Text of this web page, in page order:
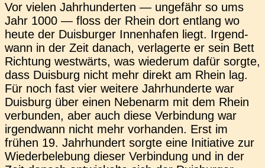
Vor vielen Jahr­hun­der­ten — unge­fähr so ums
Jahr 1000 — floss der Rhein dort ent­lang wo
heute der Duis­bur­ger Innen­ha­fen liegt. Irgend­
wann in der Zeit danach, ver­la­ger­te er sein Bett
Rich­tung west­wärts, was wie­der­um dafür sorgte,
dass Duis­burg nicht mehr direkt am Rhein lag.
Für noch fast vier wei­te­re Jahr­hun­der­te war
Duis­burg über einen Neben­arm mit dem Rhein
ver­bun­den, aber auch diese Ver­bin­dung war
irgend­wann nicht mehr vor­han­den. Erst im
frühen 19. Jahr­hun­dert sorgte eine Initia­ti­ve zur
Wie­der­be­le­bung dieser Ver­bin­dung und in der